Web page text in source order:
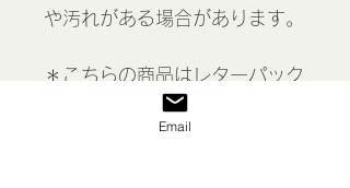
や汚れがある場合があります。
＊こちらの商品はレターパック
かゆうパケット(追跡あり、保
証なし)でお送りします。
Email